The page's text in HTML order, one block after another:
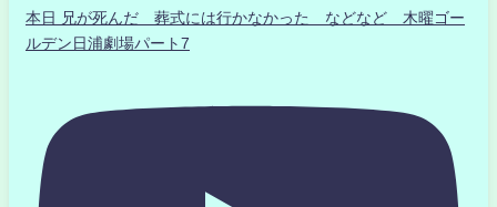
本日 兄が死んだ 葬式には行かなかった などなど 木曜ゴー
ルデン日浦劇場パート7